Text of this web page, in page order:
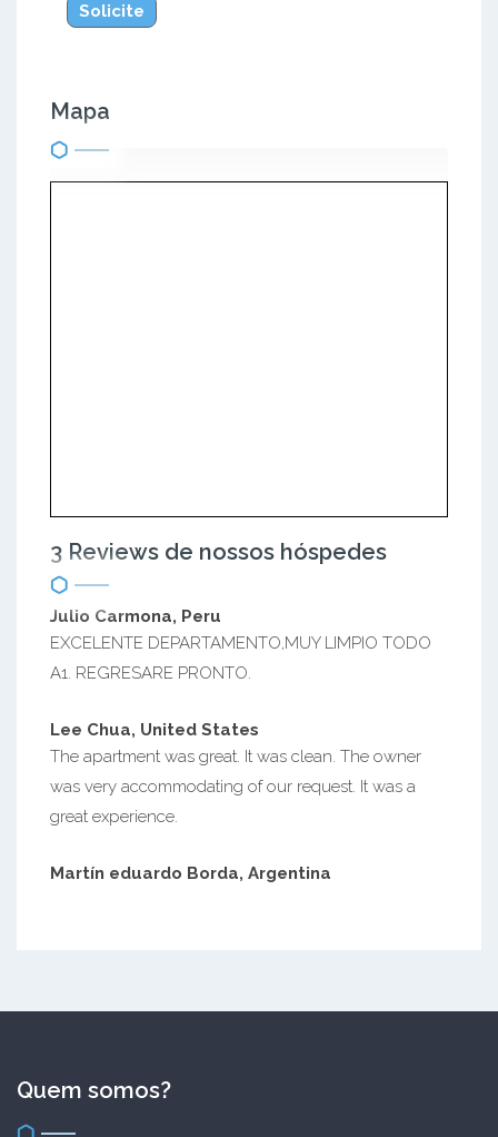
Solicite
Mapa
3 Reviews de nossos hóspedes
Julio Carmona, Peru
EXCELENTE DEPARTAMENTO,MUY LIMPIO TODO
A1. REGRESARE PRONTO.
Lee Chua, United States
The apartment was great. It was clean. The owner
was very accommodating of our request. It was a
great experience.
Martín eduardo Borda, Argentina
Quem somos?